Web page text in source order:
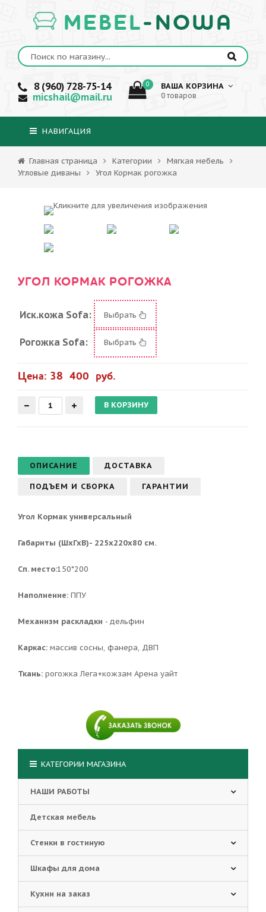
MEBEL-NOWA
8 (960) 728-75-14
micshail@mail.ru
0 ВАША КОРЗИНА
0 товаров
НАВИГАЦИЯ
Главная страница Категории
Мягкая мебель
Угловые диваны
Угол Кормак рогожка
УГОЛ КОРМАК РОГОЖКА
Иск.кожа Sofa: Выбрать
Рогожка Sofa: Выбрать
Цена: 38 400 руб.
ОПИСАНИЕ ДОСТАВКА
ПОДЪЕМ И СБОРКА ГАРАНТИИ
Угол Кормак универсальный
Габариты (ШхГхВ)- 225х220х80 см.
Сп. место:150*200
Наполнение: ППУ
Механизм раскладки - дельфин
Каркас: массив сосны, фанера, ДВП
Ткань: рогожка Лега+кожзам Арена уайт
КАТЕГОРИИ МАГАЗИНА
НАШИ РАБОТЫ
Детская мебель
Стенки в гостиную
Шкафы для дома
Кухни на заказ